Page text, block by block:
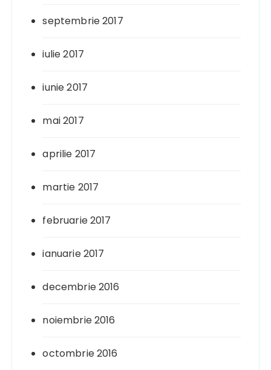
septembrie 2017
iulie 2017
iunie 2017
mai 2017
aprilie 2017
martie 2017
februarie 2017
ianuarie 2017
decembrie 2016
noiembrie 2016
octombrie 2016